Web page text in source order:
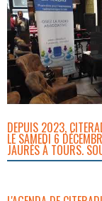
DEPUIS 2023,
LE SAMEDI 6
JAURÈS À TOURS.